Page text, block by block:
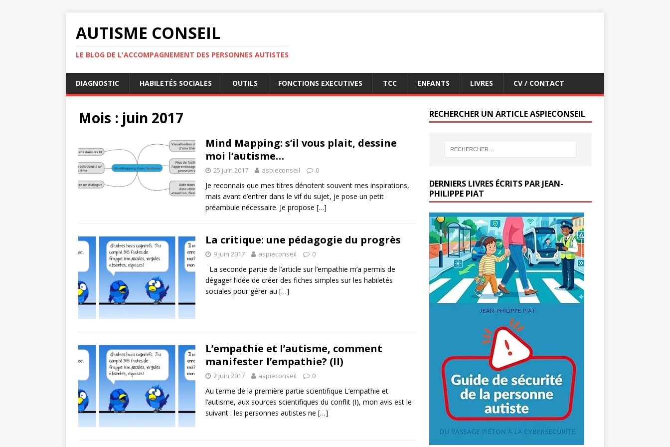
AUTISME CONSEIL
LE BLOG DE L'ACCOMPAGNEMENT DES PERSONNES AUTISTES
DIAGNOSTIC HABILETÉS SOCIALES OUTILS FONCTIONS EXECUTIVES TCC ENFANTS LIVRES CV / CONTACT
Mois : juin 2017
Mind Mapping: s’il vous plait, dessine
moi l’autisme…
25 juin 2017 aspieconseil 0
Je reconnais que mes titres dénotent souvent mes inspirations,
mais avant d’entrer dans le vif du sujet, je pose un petit
préambule nécessaire. Je propose […]
La critique: une pédagogie du progrès
9 juin 2017 aspieconseil 0
La seconde partie de l’article sur l’empathie m’a permis de
dégager l’idée de créer des fiches simples sur les habiletés
sociales pour gérer au […]
L’empathie et l’autisme, comment
manifester l’empathie? (II)
2 juin 2017 aspieconseil 0
Au terme de la première partie scientifique L’empathie et
l’autisme, aux sources scientifiques du conflit (I), mon avis est le
suivant : les personnes autistes ne […]
RECHERCHER UN ARTICLE ASPIECONSEIL
DERNIERS LIVRES ÉCRITS PAR JEAN-
PHILIPPE PIAT